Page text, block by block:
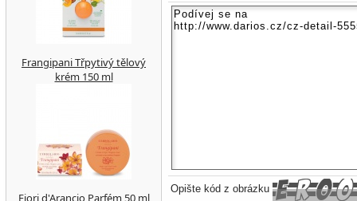
Opište kód z obrázku
Frangipani Třpytivý tělový
krém 150 ml
Fiori d'Arancio Parfém 50 ml